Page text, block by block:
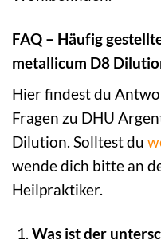
FAQ – Häufig
metallicum D8
Hier findest du
Fragen zu DHU
Dilution. Solltest du
wende dich bitte an
Heilpraktiker.
Was ist der